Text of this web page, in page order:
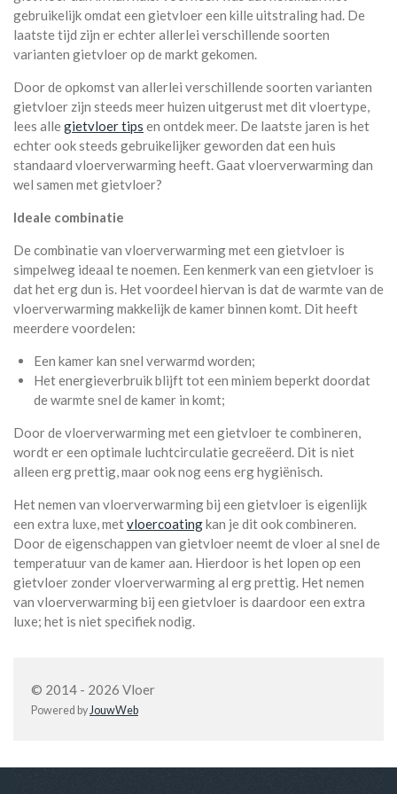
gebruikelijk omdat een gietvloer een kille uitstraling had. De
laatste tijd zijn er echter allerlei verschillende soorten
varianten gietvloer op de markt gekomen.
Door de opkomst van allerlei verschillende soorten varianten
gietvloer zijn steeds meer huizen uitgerust met dit vloertype,
lees allegietvloer tips en ontdek meer. De laatste jaren is het
echter ook steeds gebruikelijker geworden dat een huis
standaard vloerverwarming heeft. Gaat vloerverwarming dan
wel samen met gietvloer?
Ideale combinatie
De combinatie van vloerverwarming met een gietvloer is
simpelweg ideaal te noemen. Een kenmerk van een gietvloer is
dat het erg dun is. Het voordeel hiervan is dat de warmte van de
vloerverwarming makkelijk de kamer binnen komt. Dit heeft
meerdere voordelen:
Een kamer kan snel verwarmd worden;
Het energieverbruik blijft tot een miniem beperkt doordat
de warmte snel de kamer in komt;
Door de vloerverwarming met een gietvloer te combineren,
wordt er een optimale luchtcirculatie gecreëerd. Dit is niet
alleen erg prettig, maar ook nog eens erg hygiënisch.
Het nemen van vloerverwarming bij een gietvloer is eigenlijk
een extra luxe, metvloercoatingkan je dit ook combineren.
Door de eigenschappen van gietvloer neemt de vloer al snel de
temperatuur van de kamer aan. Hierdoor is het lopen op een
gietvloer zonder vloerverwarming al erg prettig. Het nemen
van vloerverwarming bij een gietvloer is daardoor een extra
luxe; het is niet specifiek nodig.
© 2014 - 2026 Vloer
Powered by JouwWeb